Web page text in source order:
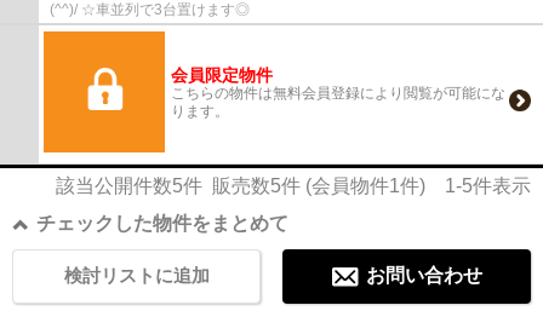
(^^)/ ☆車並列で3台置けます◎
会員限定物件
こちらの物件は無料会員登録により閲覧が可能にな
ります。
該当公開件数5件 販売数5件 (会員物件1件) 1-5件表示
チェックした物件をまとめて
お問い合わせ
検討リストに追加